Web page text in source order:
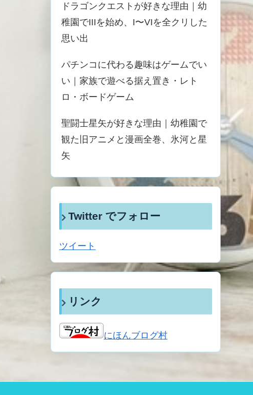
ドラゴンクエストが好きな理由｜幼
稚園でIIIを始め、I〜VIを全クリした
思い出
パチンコに代わる趣味はゲームでい
い｜家族で遊べる据え置き・レト
ロ・ボードゲーム
聖闘士星矢が好きな理由｜幼稚園で
観た旧アニメと漫画全巻、氷河と星
矢
Twitter でフォロー
ツイート
リンク
にほんブログ村